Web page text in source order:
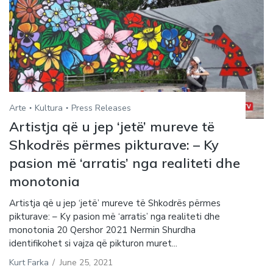
Arte Kultura Press Releases
Artistja që u jep ‘jetë’ mureve të
Shkodrës përmes pikturave: – Ky
pasion më ‘arratis’ nga realiteti dhe
monotonia
Artistja që u jep ‘jetë’ mureve të Shkodrës përmes
pikturave: – Ky pasion më ‘arratis’ nga realiteti dhe
monotonia 20 Qershor 2021 Nermin Shurdha
identifikohet si vajza që pikturon muret...
Kurt Farka / June 25, 2021